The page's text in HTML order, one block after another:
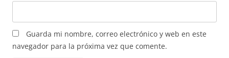
Guarda mi nombre, correo electrónico y web en este
navegador para la próxima vez que comente.